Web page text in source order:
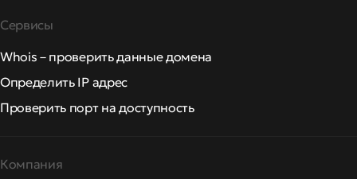
Сервисы
Whois – проверить данные домена
Определить IP адрес
Проверить порт на доступность
Компания